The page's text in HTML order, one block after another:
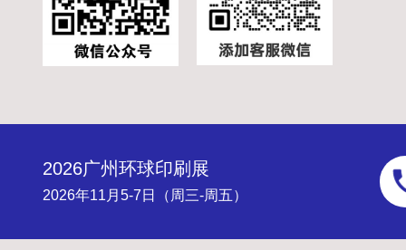
2026广州环球印刷展
2026年11月5-7日（周三-周五）